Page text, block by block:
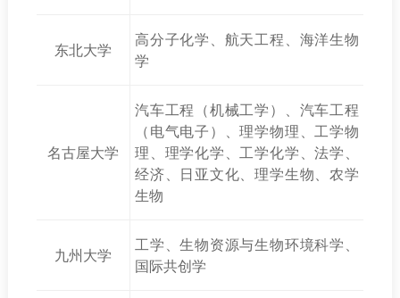
东北大学
高分子化学、航天工程、海洋生物
学
名古屋大学
汽车工程（机械工学）、汽车工程
（电气电子）、理学物理、工学物
理、理学化学、工学化学、法学、
经济、日亚文化、理学生物、农学
生物
九州大学
工学、生物资源与生物环境科学、
国际共创学